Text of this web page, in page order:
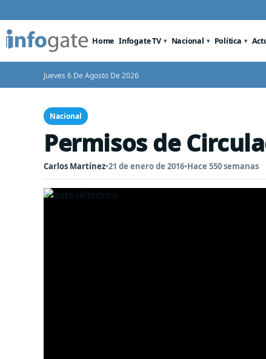
Home Infogate TV Nacional Política
Jueves 6 De Agosto De 2026
Nacional
Permisos de
Carlos Martínez•21 de enero de 2016•Hace 550 semanas